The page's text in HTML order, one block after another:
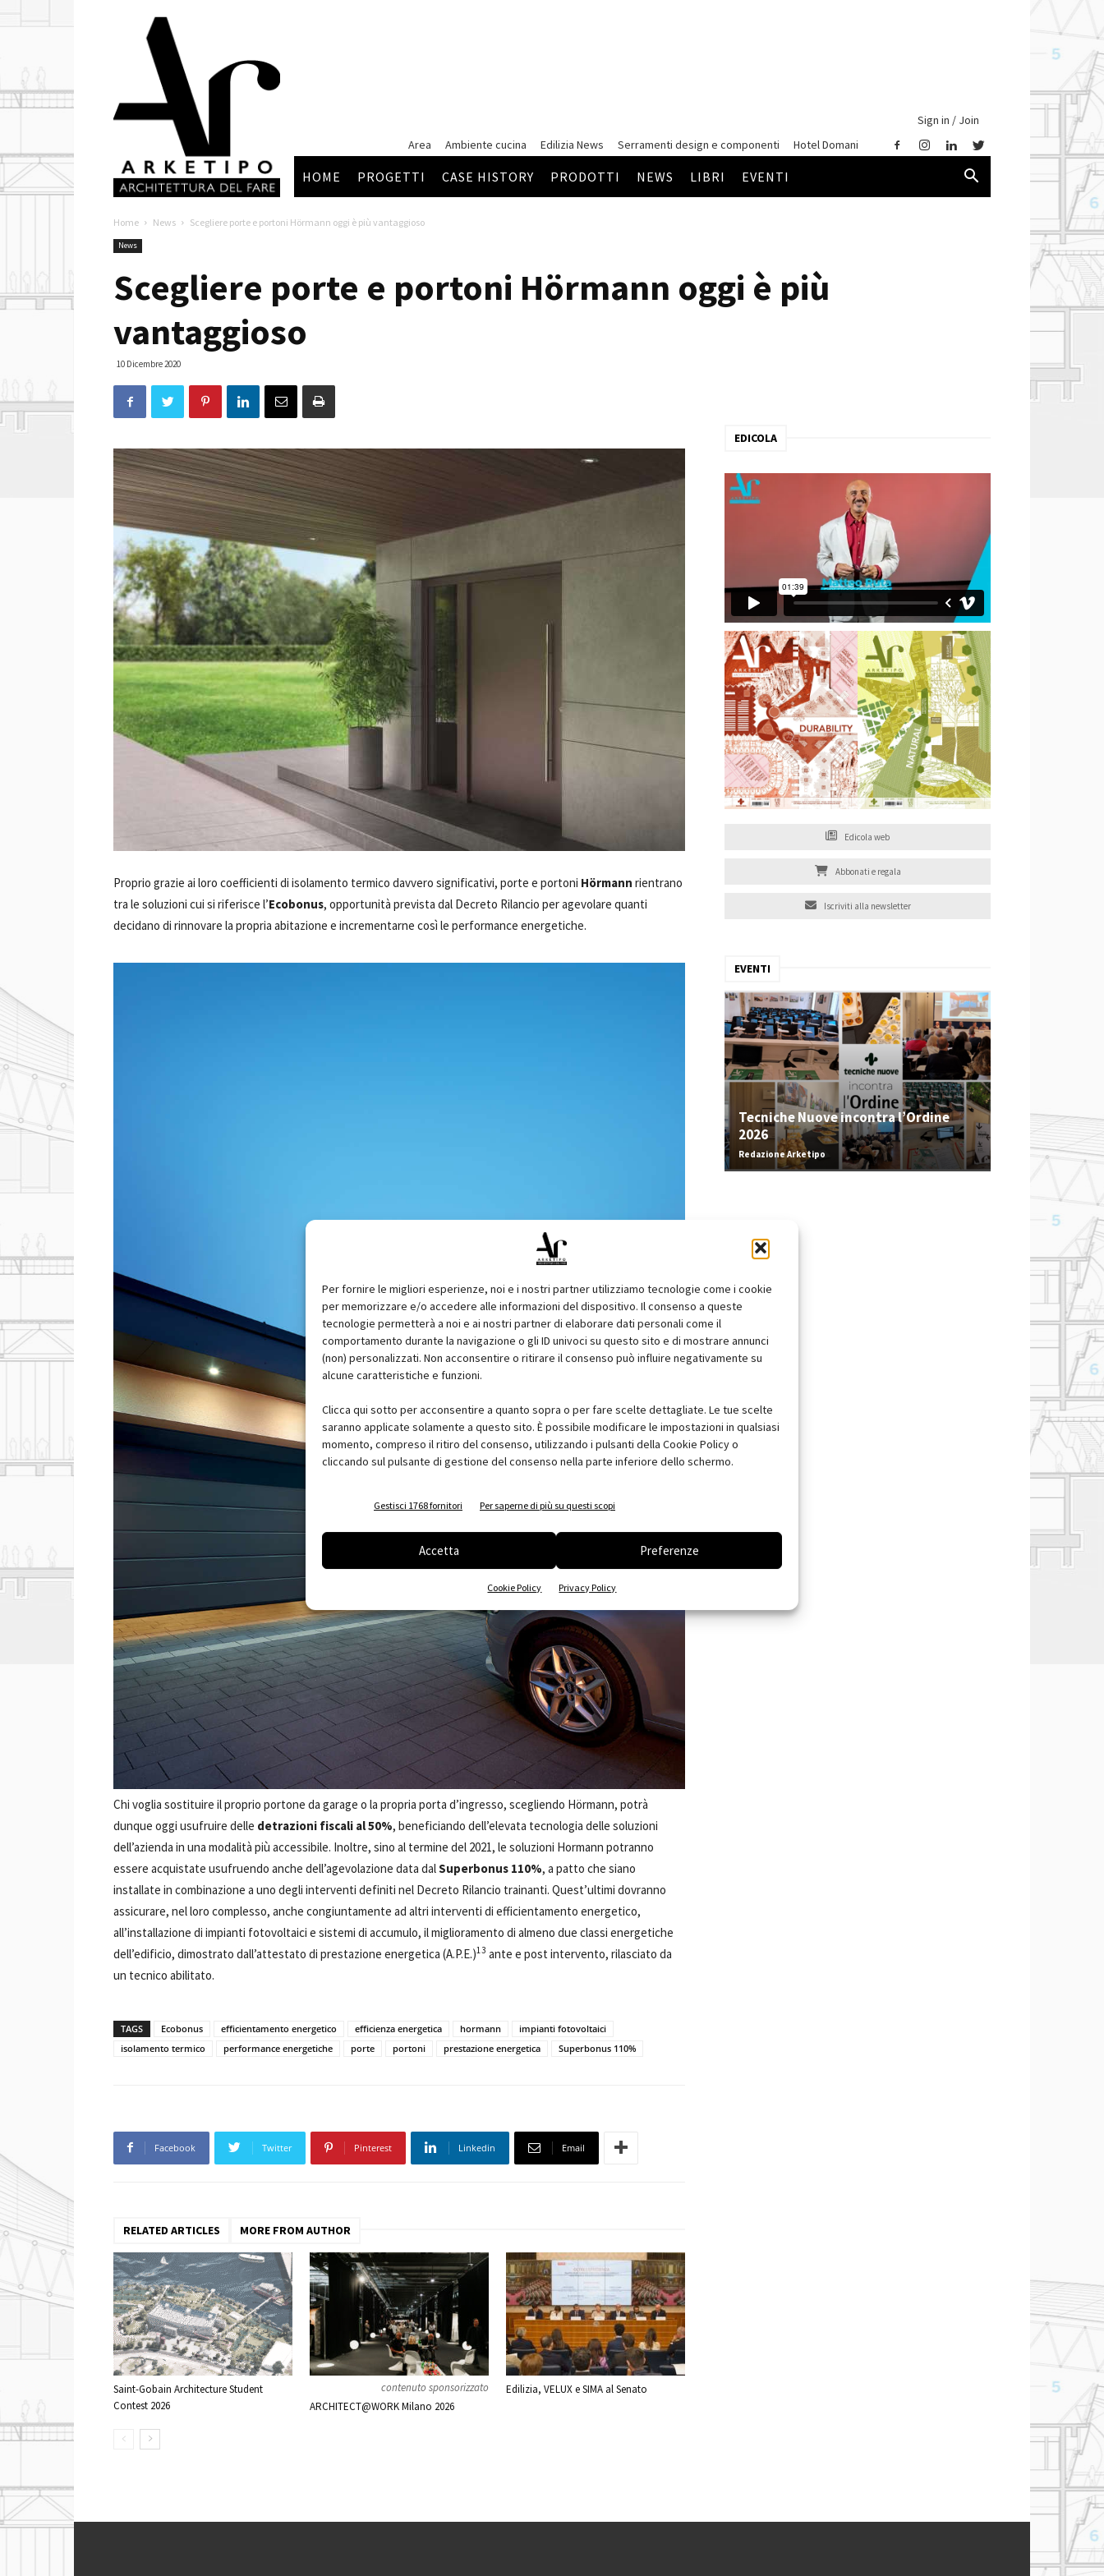
Per fornire le migliori esperienze, noi e i nostri partner utilizziamo tecnologie come i cookie
per memorizzare e/o accedere alle informazioni del dispositivo. Il consenso a queste
tecnologie permetterà a noi e ai nostri partner di elaborare dati personali come il
comportamento durante la navigazione o gli ID univoci su questo sito e di mostrare annunci
(non) personalizzati. Non acconsentire o ritirare il consenso può influire negativamente su
alcune caratteristiche e funzioni.
Clicca qui sotto per acconsentire a quanto sopra o per fare scelte dettagliate. Le tue scelte
saranno applicate solamente a questo sito. È possibile modificare le impostazioni in qualsiasi
momento, compreso il ritiro del consenso, utilizzando i pulsanti della Cookie Policy o
cliccando sul pulsante di gestione del consenso nella parte inferiore dello schermo.
Gestisci 1768 fornitori Per saperne di più su questi scopi
Accetta Preferenze
Cookie Policy Privacy Policy
Arketipo
Sign in / Join
Area
Ambiente cucina Edilizia News Serramenti design e componenti Hotel Domani
HOME PROGETTI CASE HISTORY PRODOTTI NEWS LIBRI EVENTI
Home News Scegliere porte e portoni Hörmann oggi è più vantaggioso
News
Scegliere porte e portoni Hörmann oggi è più
vantaggioso
10 Dicembre 2020
Proprio grazie ai loro coefficienti di isolamento termico davvero significativi, porte e portoni Hörmann rientrano
tra le soluzioni cui si riferisce l’Ecobonus, opportunità prevista dal Decreto Rilancio per agevolare quanti
decidano di rinnovare la propria abitazione e incrementarne così le performance energetiche.
Chi voglia sostituire il proprio portone da garage o la propria porta d’ingresso, scegliendo Hörmann, potrà
dunque oggi usufruire delle detrazioni fiscali al 50%, beneficiando dell’elevata tecnologia delle soluzioni
dell’azienda in una modalità più accessibile. Inoltre, sino al termine del 2021, le soluzioni Hormann potranno
essere acquistate usufruendo anche dell’agevolazione data dalSuperbonus 110%, a patto che siano
installate in combinazione a uno degli interventi definiti nel Decreto Rilancio trainanti. Quest’ultimi dovranno
assicurare, nel loro complesso, anche congiuntamente ad altri interventi di efficientamento energetico,
all’installazione di impianti fotovoltaici e sistemi di accumulo, il miglioramento di almeno due classi energetiche
dell’edificio, dimostrato dall’attestato di prestazione energetica (A.P.E.)13 ante e post intervento, rilasciato da
un tecnico abilitato.
TAGS Ecobonus efficientamento energetico efficienza energetica hormann
impianti fotovoltaici
isolamento termico
performance energetiche porte portoni prestazione energetica Superbonus 110%
Facebook Twitter Pinterest Linkedin Email
RELATED ARTICLES MORE FROM AUTHOR
Saint-Gobain Architecture Student
Contest 2026
contenuto sponsorizzato
ARCHITECT@WORK Milano 2026
Edilizia, VELUX e SIMA al Senato
EDICOLA
Edicola web
Abbonati e regala
Iscriviti alla newsletter
EVENTI
Tecniche Nuove incontra l’Ordine
2026
Redazione Arketipo